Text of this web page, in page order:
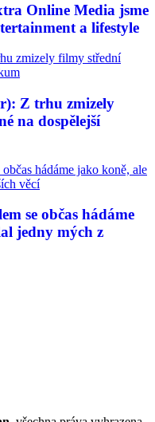
Online Media jsme
a lifestyle
Z trhu zmizely
na dospělejší
se občas hádáme
jedny mých z